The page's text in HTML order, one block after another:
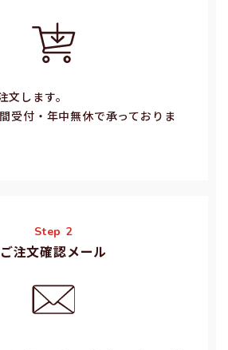
文します。
受付・年中無休で承っておりま
Step 2
ご注文確認メール